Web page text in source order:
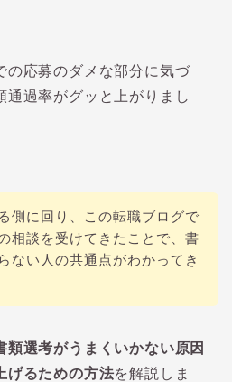
の応募のダメな部分に気づ
通過率がグッと上がりまし
側に回り、この転職ブログで
相談を受けてきたことで、書
ない人の共通点がわかってき
類選考がうまくいかない原因
げるための方法を解説しま